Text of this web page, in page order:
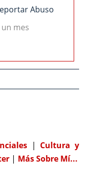
Abuso
mes
| Cultura y
| Más Sobre Mí...